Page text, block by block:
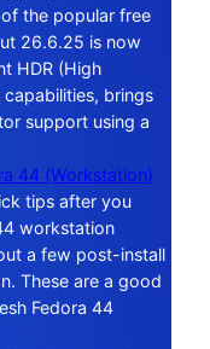
the popular free
26.6.25 is now
HDR (High
brings
support using a
44 (Workstation)
tips after you
workstation
a few post-install
These are a good
Fedora 44